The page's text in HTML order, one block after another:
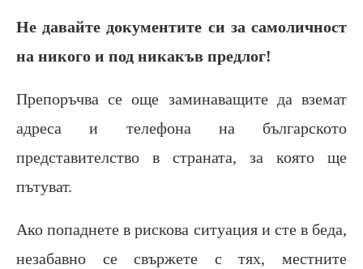
Не давайте документите си за самоличност
на никого и под никакъв предлог!
Препоръчва се още заминаващите да вземат
адреса и телефона на българското
представителство в страната, за която ще
пътуват.
Ако попаднете в рискова ситуация и сте в беда,
незабавно се свържете с тях, местните